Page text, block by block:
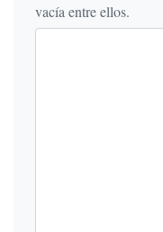
vacía entre ellos.